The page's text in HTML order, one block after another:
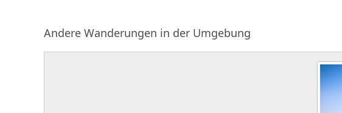
Andere Wanderungen in der Umgebung